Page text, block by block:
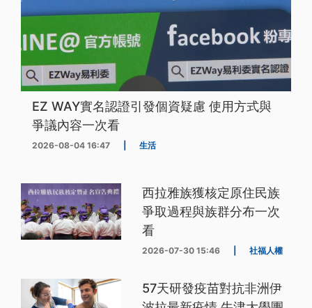
EZ WAY實名認證引發個資疑慮 使用方式與
爭議內容一次看
2026-08-04 16:47 生活
西拉雅族獲核定原住民族
爭取過程與族群分布一次
看
2026-07-30 15:46 社福人權
57天研發疫苗對抗非洲伊